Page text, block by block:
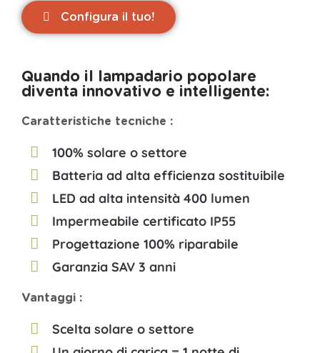
Configura il tuo!
Quando il lampadario popolare
diventa innovativo e intelligente:
Caratteristiche tecniche :
100% solare o settore
Batteria ad alta efficienza sostituibile
LED ad alta intensità 400 lumen
Impermeabile certificato IP55
Progettazione 100% riparabile
Garanzia SAV 3 anni
Vantaggi :
Scelta solare o settore